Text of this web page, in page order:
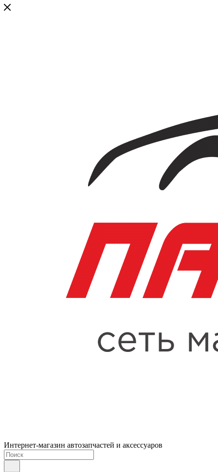
Интернет-магазин автозапчастей и аксессуаров